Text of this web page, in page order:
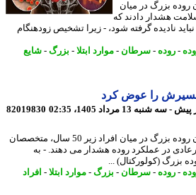
بزرگ در میان
هشدار دادند که
نادیده گرفته شود، - زیرا تشخیص زودهنگام
روده-سرطان -موارد ابتلا-بزرگ- شایع
را عوض کرد
82019830
با افزایش موارد ابتلا به سرطان روده بزرگ در میان افراد زیر 50 سال، متخصصان
در عملکرد روده هشدار می دهند. - به
(کولورکتال) ...
روده-سرطان -بزرگ- موارد ابتلا-افراد